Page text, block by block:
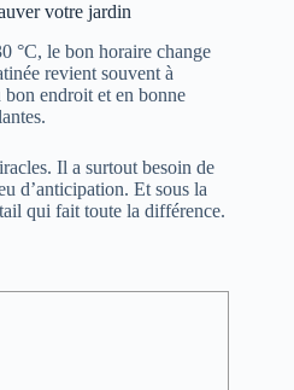
votre jardin
°C, le bon horaire change
revient souvent à
bon endroit et en bonne
Il a surtout besoin de
d’anticipation. Et sous la
qui fait toute la différence.